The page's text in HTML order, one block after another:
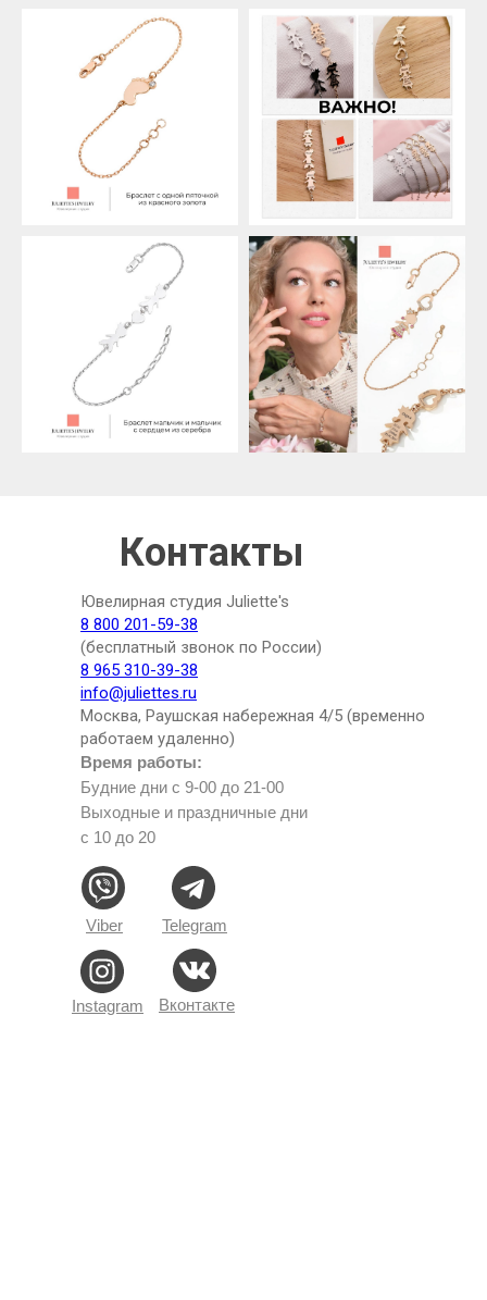
Время работы:
Будние дни с 9-00 до 21-00
Выходные и праздничные дни
с 10 до 20
Telegram
Viber
Instagram
Ювелирная студия Juliette's
8 800 201-59-38
(бесплатный звонок по России)
8 965 310-39-38
info@juliettes.ru
Москва, Раушская набережная 4/5 (временно
работаем удаленно)
Контакты
Вконтакте